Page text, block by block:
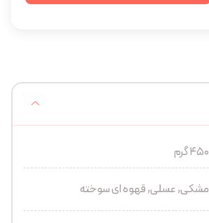
450 گرم
مشکی, عسلی, قهوه ای سوخته